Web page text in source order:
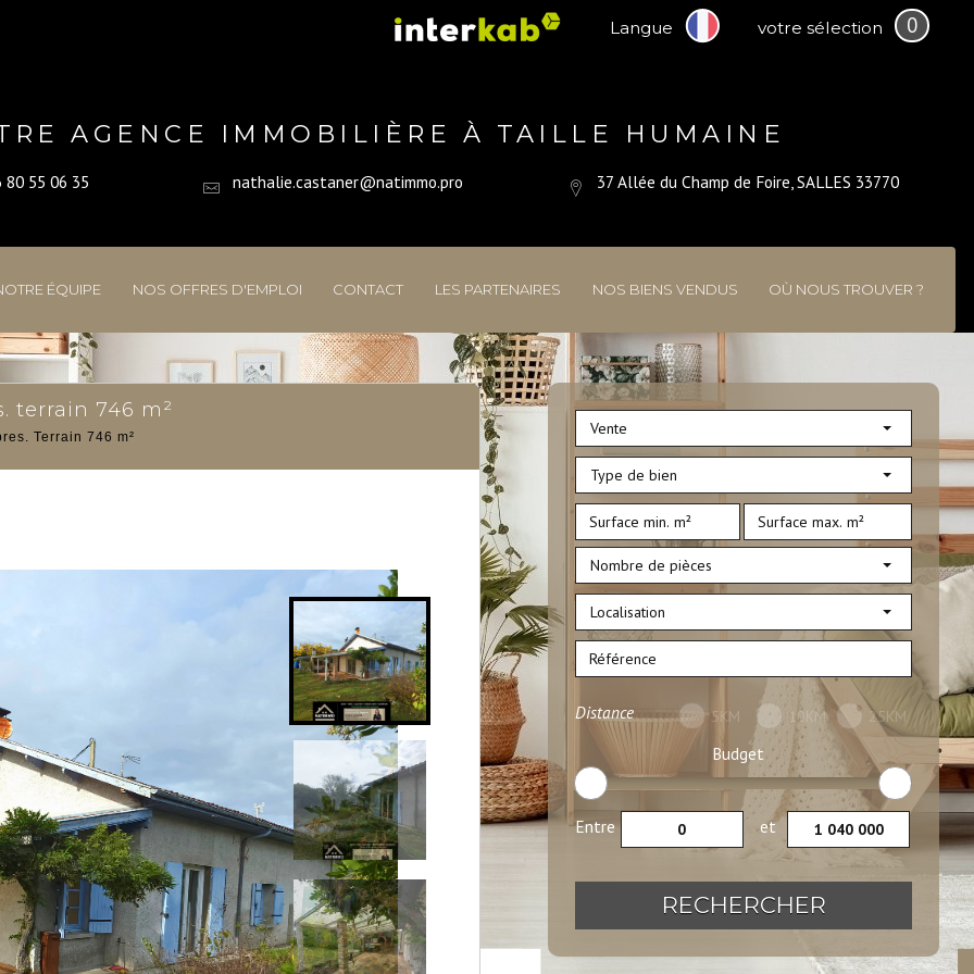
Langue votre sélection 0
AGENCE IMMOBILIÈRE À TAILLE HUMAINE
80 55 06 35 nathalie.castaner@natimmo.pro 37 Allée du Champ de Foire, SALLES 33770
ÉQUIPE NOS OFFRES D'EMPLOI CONTACT LES PARTENAIRES NOS BIENS VENDUS OÙ NOUS TROUVER ?
Vente
Type de bien
Nombre de pièces
Localisation
Distance 5KM 10KM 25KM
Budget
Entre et
RECHERCHER
terrain 746 m²
Terrain 746 m²